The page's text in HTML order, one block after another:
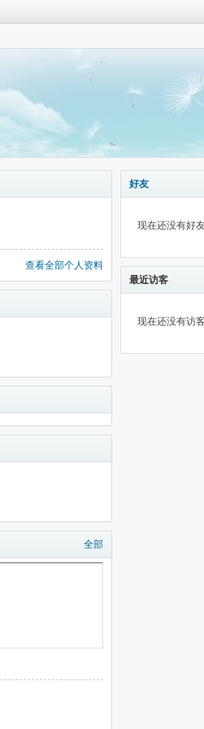
查看全部个人资料
全部
好友
现在还没有好
最近访客
现在还没有访